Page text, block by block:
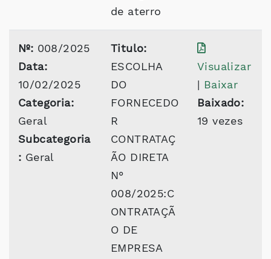
de aterro
Nº: 008/2025
Data:
10/02/2025
Categoria:
Geral
Subcategoria
: Geral
Titulo:
ESCOLHA
DO
FORNECEDO
R
CONTRATAÇ
ÃO DIRETA
N°
008/2025:C
ONTRATAÇÃ
O DE
EMPRESA
Visualizar
| Baixar
Baixado:
19 vezes